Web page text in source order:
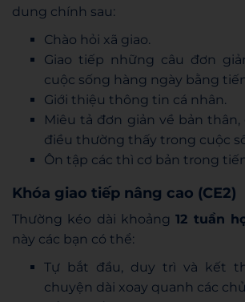
dung chính sau:
Chào hỏi xã giao.
Giao tiếp những câu đơn
cuộc sống hàng ngày bằng
Giới thiệu thông tin cá nhân.
Miêu tả đơn giản về bản
điều thường thấy trong cuộc
Ôn tập các thì cơ bản trong
Khóa giao tiếp nâng cao (CE2)
Thường kéo dài khoảng12 tuần
này các bạn có thể:
Tự bắt đầu, duy trì và kết
chuyện dài xoay quanh các